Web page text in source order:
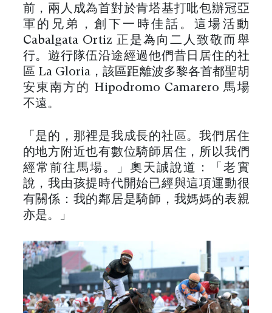
前，兩人成為首對於肯塔基打吡包辦冠亞
軍的兄弟，創下一時佳話。這場活動
Cabalgata Ortiz 正是為向二人致敬而舉
行。遊行隊伍沿途經過他們昔日居住的社
區 La Gloria，該區距離波多黎各首都聖胡
安東南方的 Hipodromo Camarero 馬場
不遠。
「是的，那裡是我成長的社區。我們居住
的地方附近也有數位騎師居住，所以我們
經常前往馬場。」奧天誠說道：「老實
說，我由孩提時代開始已經與這項運動很
有關係：我的鄰居是騎師，我媽媽的表親
亦是。」